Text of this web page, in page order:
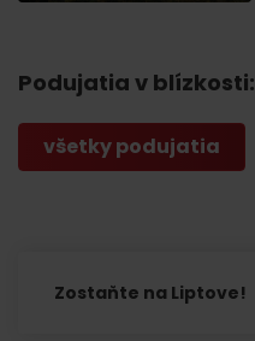
Podujatia v blízkosti:
všetky podujatia
Zostaňte na Liptove!